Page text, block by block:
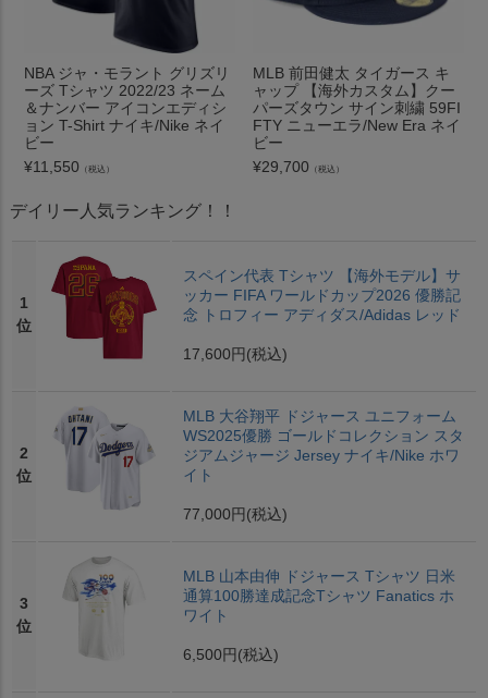
NBA ジャ・モラント グリズリ
ーズ Tシャツ 2022/23 ネーム
＆ナンバー アイコンエディシ
ョン T-Shirt ナイキ/Nike ネイ
ビー
¥11,550 （税込）
MLB 前田健太 タイガース キ
ャップ 【海外カスタム】クー
パーズタウン サイン刺繍 59FI
FTY ニューエラ/New Era ネイ
ビー
¥29,700 （税込）
デイリー人気ランキング！！
1
位
スペイン代表 Tシャツ 【海外モデル】サ
ッカー FIFA ワールドカップ2026 優勝記
念 トロフィー アディダス/Adidas レッド
17,600円 (税込)
2
位
MLB 大谷翔平 ドジャース ユニフォーム
WS2025優勝 ゴールドコレクション スタ
ジアムジャージ Jersey ナイキ/Nike ホワ
イト
77,000円 (税込)
3
位
MLB 山本由伸 ドジャース Tシャツ 日米
通算100勝達成記念Tシャツ Fanatics ホ
ワイト
6,500円 (税込)